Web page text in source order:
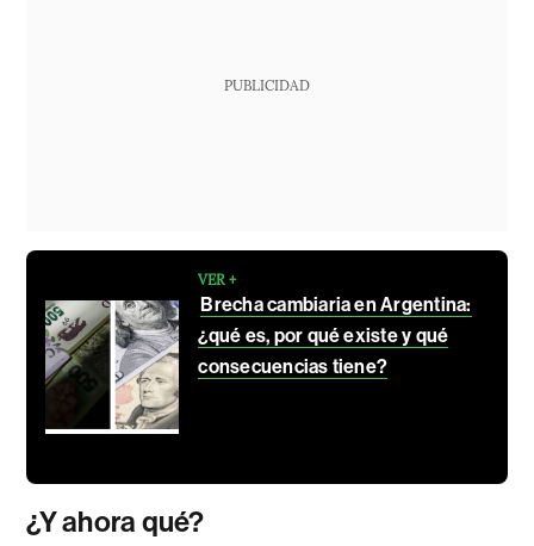
PUBLICIDAD
VER +
Brecha cambiaria en Argentina:
¿qué es, por qué existe y qué
consecuencias tiene?
¿Y ahora qué?